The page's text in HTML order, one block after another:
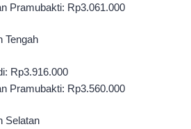
Pramubakti: Rp3.061.000
Tengah
Rp3.916.000
Pramubakti: Rp3.560.000
Selatan